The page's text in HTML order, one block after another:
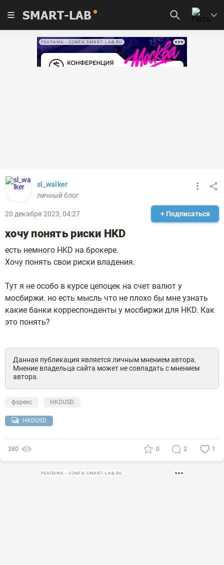
SMART-LAB
РЕКЛАМА • CONFA.SMART-LAB.RU
sl_walker
личный блог
20 декабря 2023, 04:27 + Подписаться
хочу понять риски HKD
есть немного HKD на брокере.
Хочу понять свои риски владения.
Тут я не особо в курсе цепоцек на счет валют у
мосбиржи. но есть мысль что не плохо бы мне узнать
какие банки корреспонденты у мосбиржи для HKD. Как
это понять?
Данная публикация является личным мнением автора.
Мнение владельца сайта может не совпадать с мнением
автора.
форекс HKDUSD
HKDUSD
380 0 2 1
РЕКЛАМА • CONFA.SMART-LAB.RU